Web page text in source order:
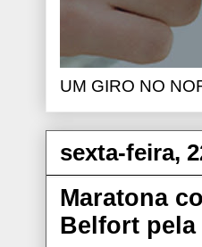
UM GIRO NO
sexta-feira,
Maratona
Belfort